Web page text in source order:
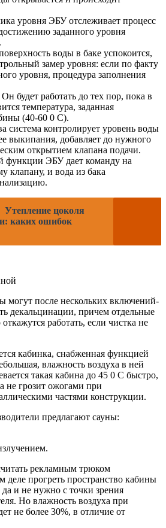
уровня ЭБУ отслеживает процесс
заданного уровня
воды в баке успокоится,
замер уровня: если по факту
уровня, процедура заполнения
будет работать до тех пор, пока в
температура, заданная
(40-60 0 С).
система контролирует уровень воды
выкипания, добавляет до нужного
открытием клапана подачи.
ЭБУ дает команду на
клапану, и вода из бака
Утепление цоколя
каких ошибок
могут после нескольких включений-
декальцинации, причем отдельные
работать, если чистка не
кабинка, снабженная функцией
влажность воздуха в ней
такая кабина до 45 0 С быстро,
не грозит ожогами при
частями конструкции.
предлагают сауны:
рекламным трюком
деле прогреть пространство кабины
и не нужно с точки зрения
Но влажность воздуха при
не более 30%, в отличие от